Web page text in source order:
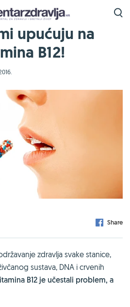
upućuju na
B12!
Share
zdravlja svake stanice,
sustava, DNA i crvenih
B12 je učestali problem, a